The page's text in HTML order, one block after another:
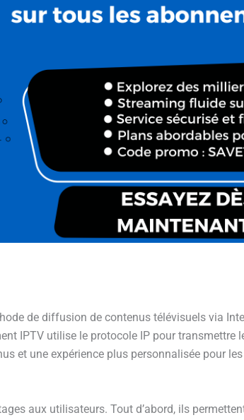
de diffusion de contenus télévisuels via
IPTV utilise le protocole IP pour transmettre
et une expérience plus personnalisée pour
aux utilisateurs. Tout d’abord, ils